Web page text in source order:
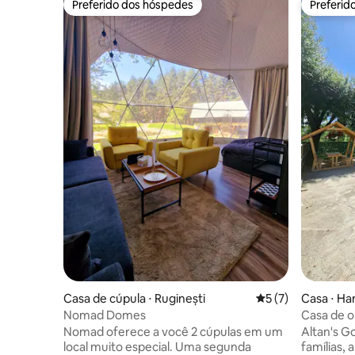
Preferido dos hóspedes
Preferido dos hóspedes
Casa de cúpula ⋅ Ruginești 5 de uma
5 (7)
Nomad Domes
Nomad oferece a você 2 cúpulas em um
local muito especial. Uma segunda
Casa ⋅
Casa de
Altan's
famílias,